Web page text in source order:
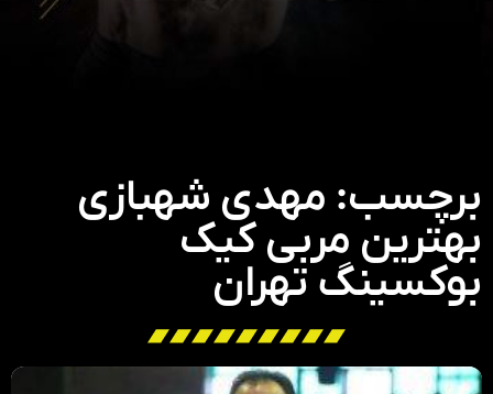
برچسب: مهدی شهبازی
بهترین مربی کیک
بوکسینگ تهران